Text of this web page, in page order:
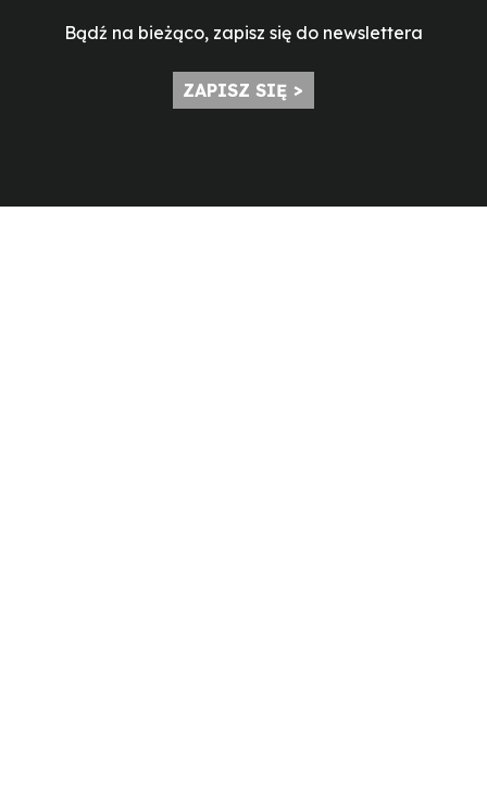
Bądź na bieżąco, zapisz się do newslettera
ZAPISZ SIĘ